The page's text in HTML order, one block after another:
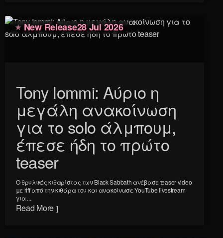
New Release28 Jul 2026
Tony Iommi: Αύριο η
μεγάλη ανακοίνωση
για το solo άλμπουμ,
έπεσε ήδη το πρώτο
teaser
Ο θρυλικός κιθαρίστας των Black Sabbath ανέβασε teaser video
με riff από την κιθάρα του και ανακοίνωσε YouTube livestream
για ...
Read More